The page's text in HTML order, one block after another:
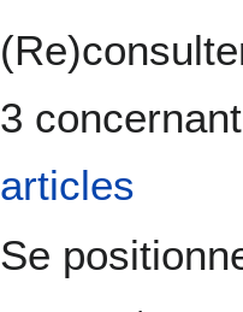
3
articles
Se